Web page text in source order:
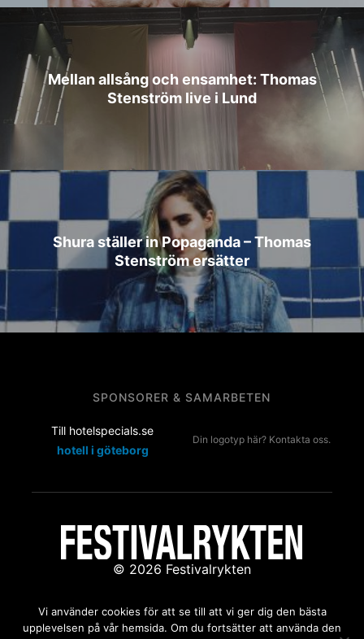
Mellan allsång och ensamhet: Thomas
Stenström live i Lund
Shura ställer in Popaganda – Thomas
Stenström ersätter
SPONSORER & SAMARBETEN
Till hotelspecials.se
hotell i göteborg
Din logotyp här? Kontakta oss.
© 2026 Festivalrykten
Kontakta oss:redaktion@festivalrykten.se
Vi använder cookies för att se till att vi ger dig den bästa
upplevelsen på vår hemsida. Om du fortsätter att använda den